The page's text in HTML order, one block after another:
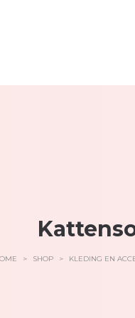
> SHOP > KLEDING EN